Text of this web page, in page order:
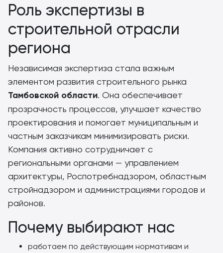
Роль экспертизы в
строительной отрасли
региона
Независимая экспертиза стала важным
элементом развития строительного рынка
Тамбовской области. Она обеспечивает
прозрачность процессов, улучшает качество
проектирования и помогает муниципальным и
частным заказчикам минимизировать риски.
Компания активно сотрудничает с
региональными органами — управлением
архитектуры, Роспотребнадзором, областным
стройнадзором и администрациями городов и
районов.
Почему выбирают нас
работаем по действующим нормативам и